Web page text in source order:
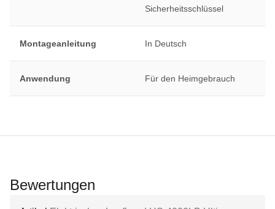
Sicherheitsschlüssel
Montageanleitung In Deutsch
Anwendung Für den Heimgebrauch
Bewertungen